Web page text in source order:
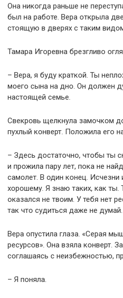
Она никогда раньше не
был на работе. Вера открыла
стоящую в дверях с таким
Тамара Игоревна брезгливо
– Вера, я буду краткой. Ты
моего сына на дно. Он должен
настоящей семье.
Свекровь щелкнула замочком
пухлый конверт. Положила его
– Здесь достаточно, чтобы ты
и прожила пару лет, пока не
самолет. В один конец.
хорошему. Я знаю таких, как ты.
оказался не твоим. У тебя нет
так что судиться даже не думай.
Вера опустила глаза. «Серая
ресурсов». Она взяла конверт.
соглашаясь с неизбежностью,
– Я поняла.